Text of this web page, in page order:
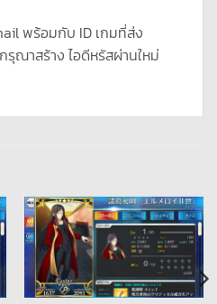
พร้อมกับ ID เกมที่ส่ง
รุณาสร้าง ไอดีหรัสผ่านใหม่